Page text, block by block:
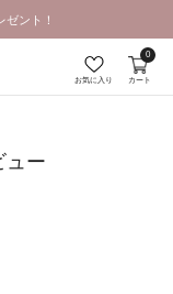
ント！
8.16 23:59
お気に入り カート
0
ュー